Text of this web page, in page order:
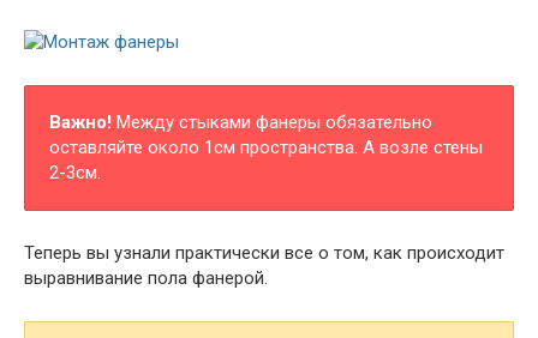
Важно! Между стыками фанеры обязательно
оставляйте около 1см пространства. А возле стены
2-3см.
Теперь вы узнали практически все о том, как происходит
выравнивание пола фанерой.